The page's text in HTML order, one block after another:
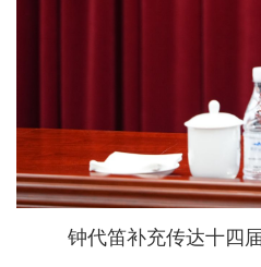
钟代笛补充传达十四